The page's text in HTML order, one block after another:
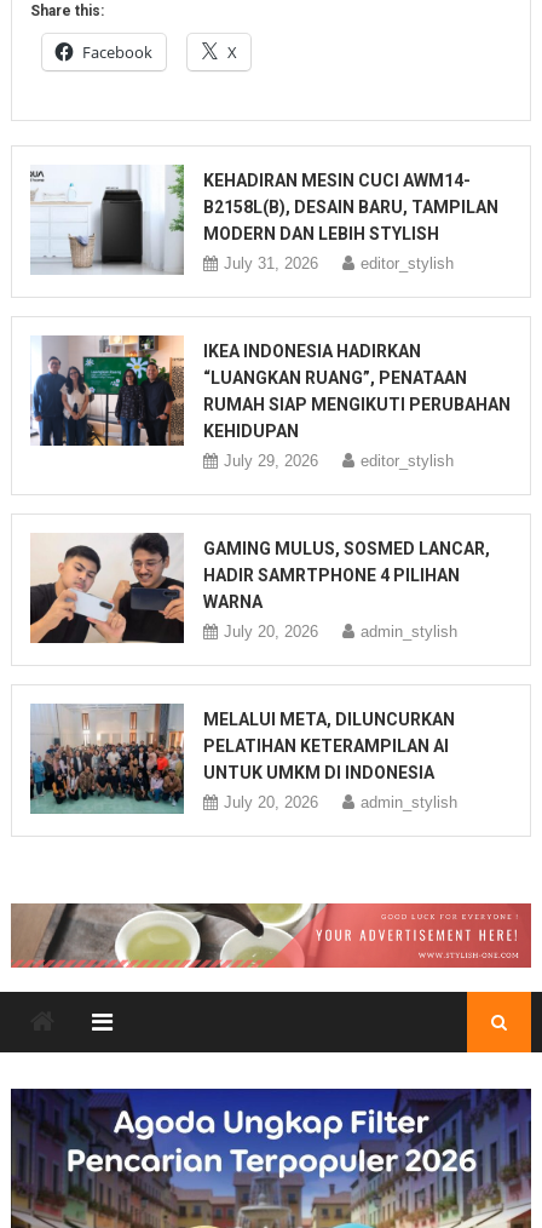
Share this:
Facebook X
KEHADIRAN MESIN CUCI AWM14-
B2158L(B), DESAIN BARU, TAMPILAN
MODERN DAN LEBIH STYLISH
July 31, 2026 editor_stylish
IKEA INDONESIA HADIRKAN
“LUANGKAN RUANG”, PENATAAN
RUMAH SIAP MENGIKUTI PERUBAHAN
KEHIDUPAN
July 29, 2026 editor_stylish
GAMING MULUS, SOSMED LANCAR,
HADIR SAMRTPHONE 4 PILIHAN
WARNA
July 20, 2026 admin_stylish
MELALUI META, DILUNCURKAN
PELATIHAN KETERAMPILAN AI
UNTUK UMKM DI INDONESIA
July 20, 2026 admin_stylish